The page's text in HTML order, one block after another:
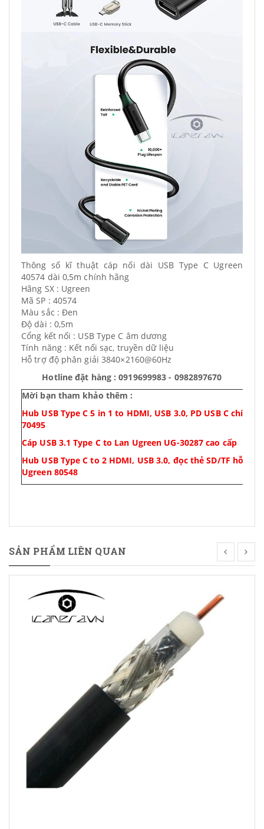
Thông số kĩ thuật cáp nối dài USB Type C Ugreen
40574 dài 0,5m chính hãng
Hãng SX : Ugreen
Mã SP : 40574
Màu sắc : Đen
Độ dài : 0,5m
Cổng kết nối : USB Type C âm dương
Tính năng : Kết nối sạc, truyền dữ liệu
Hỗ trợ độ phân giải 3840×2160@60Hz
Hotline đặt hàng : 0919699983 - 0982897670
Mời bạn tham khảo thêm :
Hub USB Type C 5 in 1 to HDMI, USB 3.0, PD USB C chính
70495
Cáp USB 3.1 Type C to Lan Ugreen UG-30287 cao cấp
Hub USB Type C to 2 HDMI, USB 3.0, đọc thẻ SD/TF hỗ trợ
Ugreen 80548
SẢN PHẨM LIÊN QUAN